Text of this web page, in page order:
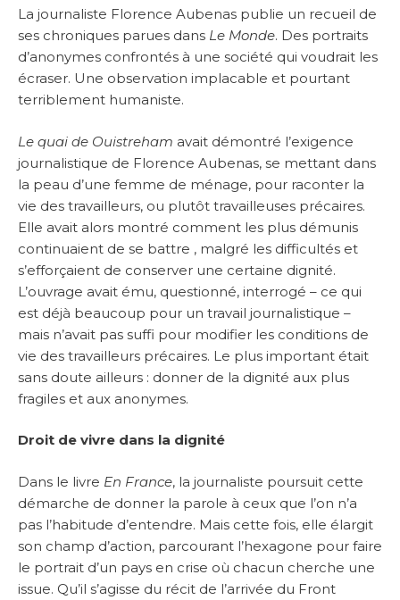
La journaliste Florence Aubenas publie un recueil de
ses chroniques parues dans Le Monde. Des portraits
d’anonymes confrontés à une société qui voudrait les
écraser. Une observation implacable et pourtant
terriblement humaniste.
Le quai de Ouistreham avait démontré l’exigence
journalistique de Florence Aubenas, se mettant dans
la peau d’une femme de ménage, pour raconter la
vie des travailleurs, ou plutôt travailleuses précaires.
Elle avait alors montré comment les plus démunis
continuaient de se battre , malgré les difficultés et
s’efforçaient de conserver une certaine dignité.
L’ouvrage avait ému, questionné, interrogé – ce qui
est déjà beaucoup pour un travail journalistique –
mais n’avait pas suffi pour modifier les conditions de
vie des travailleurs précaires. Le plus important était
sans doute ailleurs : donner de la dignité aux plus
fragiles et aux anonymes.
Droit de vivre dans la dignité
Dans le livre En France, la journaliste poursuit cette
démarche de donner la parole à ceux que l’on n’a
pas l’habitude d’entendre. Mais cette fois, elle élargit
son champ d’action, parcourant l’hexagone pour faire
le portrait d’un pays en crise où chacun cherche une
issue. Qu’il s’agisse du récit de l’arrivée du Front